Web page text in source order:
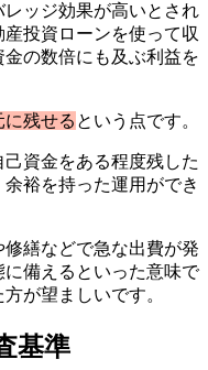
ッジ効果が高いとされ
投資ローンを使って収
の数倍にも及ぶ利益を
に残せる という点です。
資金をある程度残した
裕を持った運用ができ
繕などで急な出費が発
備えるといった意味で
が望ましいです。
基準